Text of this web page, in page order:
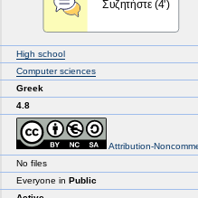
High school
Computer sciences
Greek
4.8
Attribution-
No files
Everyone in Public